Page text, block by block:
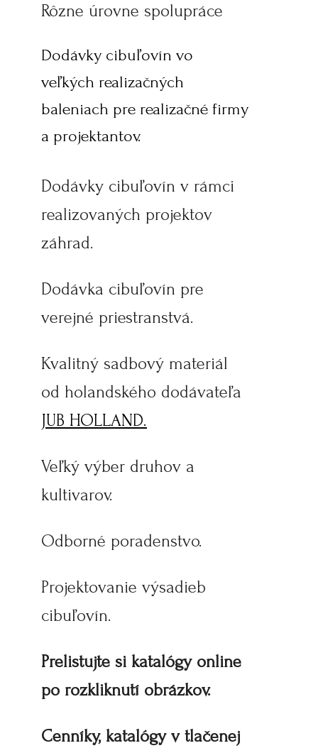
Rôzne úrovne spolupráce
Dodávky cibuľovín vo
veľkých realizačných
baleniach pre realizačné firmy
a projektantov.
Dodávky cibuľovín v rámci
realizovaných projektov
záhrad.
Dodávka cibuľovín pre
verejné priestranstvá.
Kvalitný sadbový materiál
od holandského dodávateľa
JUB HOLLAND.
Veľký výber druhov a
kultivarov.
Odborné poradenstvo.
Projektovanie výsadieb
cibuľovín.
Prelistujte si katalógy online
po rozkliknutí obrázkov.
Cenníky, katalógy v tlačenej